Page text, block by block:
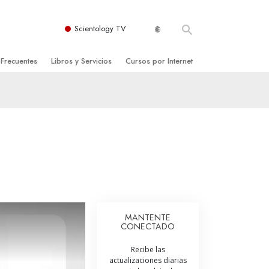
Scientology TV
de Scientology
Libros y Servicios
Introductorias
Cursos por Internet
La Integridad y la Honestidad
La Escala Tonal Emocional
MANTENTE
CONECTADO
Recibe las
actualizaciones diarias